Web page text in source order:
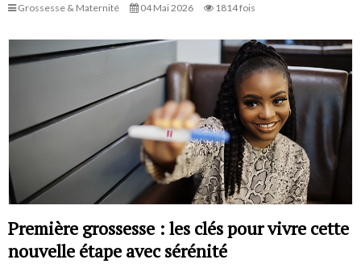
Grossesse & Maternité 04 Mai 2026 1814 fois
Première grossesse : les clés pour vivre cette
nouvelle étape avec sérénité